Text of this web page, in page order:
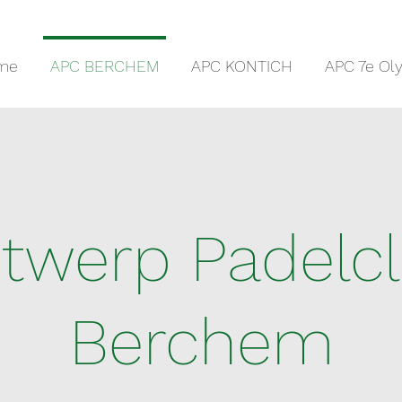
APC BERCHEM APC KONTICH APC 7e
Berchem